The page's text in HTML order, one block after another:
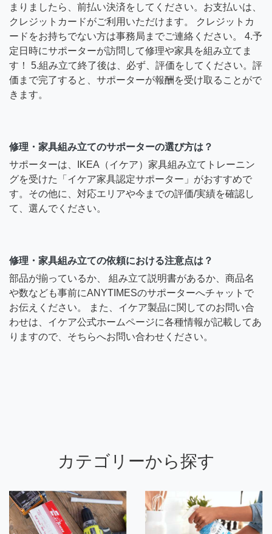
まりましたら、前払い決済をしてください。お支払いは、
クレジットカードがご利用いただけます。 クレジットカ
ードをお持ちでない方は事務局までご連絡ください。 4.予
定日時にサポーターが訪問して修理や家具を組み立てま
す！ 5.組み立て終了後は、必ず、評価をしてください。評
価まで完了すると、サポーターが報酬を受け取ることがで
きます。
修理・家具組み立てのサポーターの選び方は？
サポーターは、IKEA（イケア）家具組み立てトレーニン
グを受けた「イケア家具認定サポーター」がおすすめで
す。その他に、対応エリアや今までの評価/実績を確認し
て、選んでください。
修理・家具組み立ての依頼における注意点は？
部品が揃っているか、 組み立て説明書があるか、商品名
や数なども事前にANYTIMESのサポーターへチャットで
お伝えください。 また、イケア製品に関してのお問い合
わせは、イケア公式ホームページに各種情報が記載してあ
りますので、そちらへお問い合わせください。
カテゴリーから探す